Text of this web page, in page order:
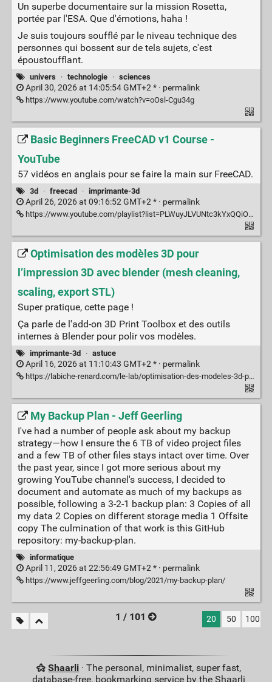
Un superbe documentaire sur la mission Rosetta,
portée par l'ESA. Que d'émotions, haha !
Je suis toujours soufflé par le niveau technique des
personnes qui bossent sur de tels sujets, c'est
époustoufflant.
univers · technologie · sciences
April 30, 2026 at 14:05:54 GMT+2 * · permalink
https://www.youtube.com/watch?v=oOsl-Cgu34g
Basic Beginners FreeCAD v1 Course -
YouTube
57 vidéos en anglais pour se faire la main sur FreeCAD.
3d · freecad · imprimante-3d
April 26, 2026 at 09:16:52 GMT+2 * · permalink
https://www.youtube.com/playlist?list=PLWuyJLVUNtc3kYxQQiOriVJiTbQ0qNBXh
Optimisation des modèles 3D pour
l’impression 3D avec blender (mesh cleaning,
scaling, export STL)
Super pratique, cette page !
Ça parle de l'add-on 3D Print Toolbox et des outils
internes à Blender pour polir vos modèles.
imprimante-3d · astuce
April 16, 2026 at 11:10:43 GMT+2 * · permalink
https://labiche-renard.com/le-lab/optimisation-des-modeles-3d-pour-limpression-3d-avec-blender
My Backup Plan - Jeff Geerling
I've had a number of people ask about my backup
strategy—how I ensure the 6 TB of video project files
and a few TB of other files stays intact over time. Over
the past year, since I got more serious about my
growing YouTube channel's success, I decided to
document and automate as much of my backups as
possible, following a 3-2-1 backup plan: 3 Copies of all
my data 2 Copies on different storage media 1 Offsite
copy The culmination of that work is this GitHub
repository: my-backup-plan.
informatique
April 11, 2026 at 22:56:49 GMT+2 * · permalink
https://www.jeffgeerling.com/blog/2021/my-backup-plan/
1 / 101 20 50 100
Shaarli · The personal, minimalist, super fast,
database-free, bookmarking service by the Shaarli